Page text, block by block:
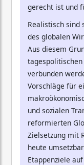
gerecht ist und
Realistisch sind
des globalen
Aus diesem
verbunden
Vorschläge für
und sozialen
reformierten
Zielsetzung mit
heute
Etappenziele